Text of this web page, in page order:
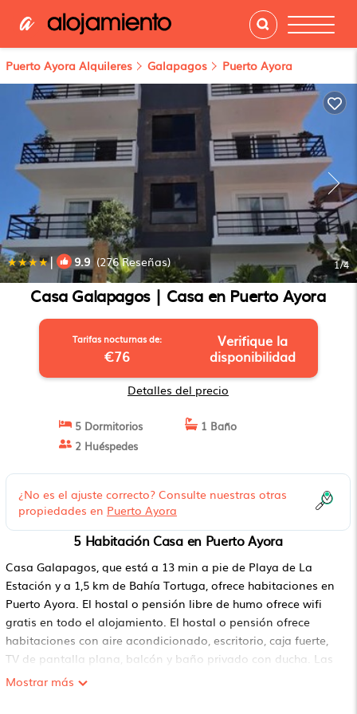
Puerto Ayora Alquileres Galapagos Puerto Ayora
| 9.9 (276 Reseñas) 1/4
Casa Galapagos | Casa en Puerto Ayora
Tarifas nocturnas de:
€76
Verifique la
disponibilidad
Detalles del precio
5 Dormitorios
1 Baño
2 Huéspedes
¿No es el ajuste correcto? Consulte nuestras otras
propiedades en Puerto Ayora
5 Habitación Casa en Puerto Ayora
Casa Galapagos, que está a 13 min a pie de Playa de La
Estación y a 1,5 km de Bahía Tortuga, ofrece habitaciones en
Puerto Ayora. El hostal o pensión libre de humo ofrece wifi
gratis en todo el alojamiento. El hostal o pensión ofrece
habitaciones con aire acondicionado, escritorio, caja fuerte,
TV de pantalla plana, balcón y baño privado con ducha. Las
unidades disponen de armario. En Casa Galapagos se puede
Mostrar más